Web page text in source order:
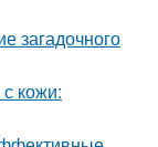
загадочного
кожи: